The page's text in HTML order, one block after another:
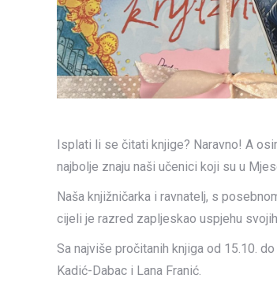
Isplati li se čitati knjige? Naravno! A
najbolje znaju naši učenici koji su u
Naša knjižničarka i ravnatelj, s
cijeli je razred zapljeskao uspjehu
Sa najviše pročitanih knjiga od 15.10.
Kadić-Dabac i Lana Franić.